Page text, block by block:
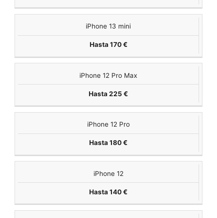
iPhone 13 mini
Hasta 170 €
iPhone 12 Pro Max
Hasta 225 €
iPhone 12 Pro
Hasta 180 €
iPhone 12
Hasta 140 €